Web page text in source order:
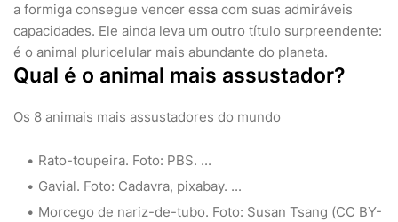
a formiga consegue vencer essa com suas admiráveis
capacidades. Ele ainda leva um outro título surpreendente:
é o animal pluricelular mais abundante do planeta.
Qual é o animal mais assustador?
Os 8 animais mais assustadores do mundo
Rato-toupeira. Foto: PBS. ...
Gavial. Foto: Cadavra, pixabay. ...
Morcego de nariz-de-tubo. Foto: Susan Tsang (CC BY-